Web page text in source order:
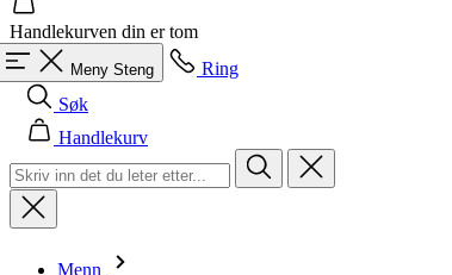
Handlekurv
Menn
Alle i kategorien Menn